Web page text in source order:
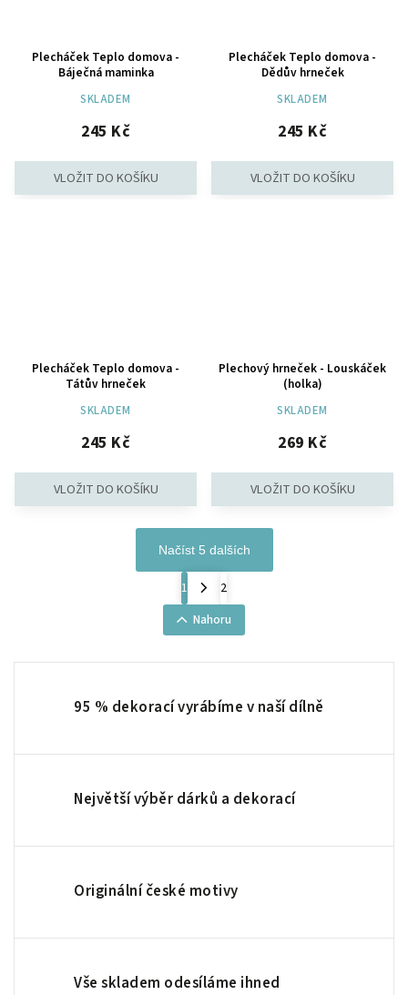
Plecháček Teplo domova -
Báječná maminka
SKLADEM
245 Kč
Plecháček Teplo domova -
Dědův hrneček
SKLADEM
245 Kč
Plecháček Teplo domova -
Tátův hrneček
SKLADEM
245 Kč
Plechový hrneček - Louskáček
(holka)
SKLADEM
269 Kč
Načíst 5 dalších
1
2
Nahoru
95 % dekorací vyrábíme v naší dílně
Největší výběr dárků a dekorací
Originální české motivy
Vše skladem odesíláme ihned